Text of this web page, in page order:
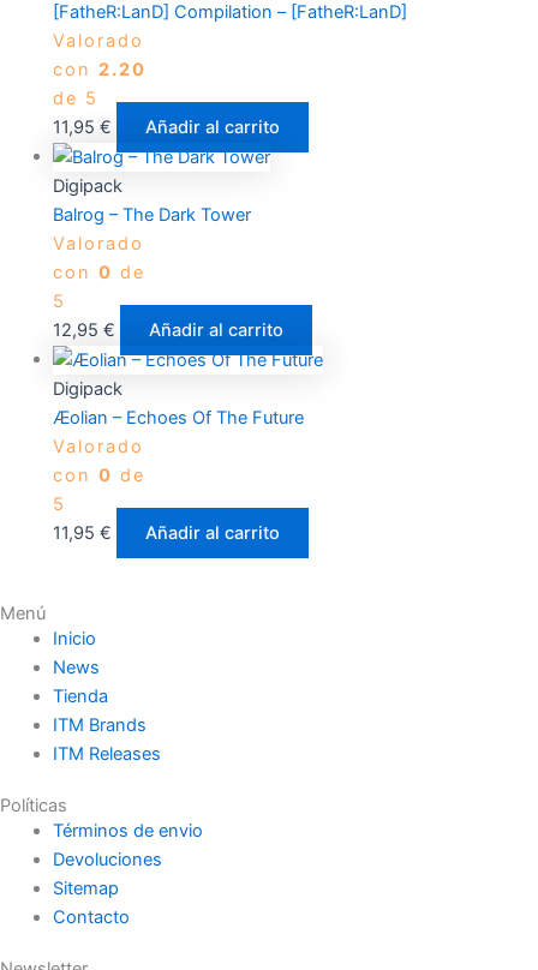
[FatheR:LanD] Compilation – [FatheR:LanD]
Valorado
con 2.20
de 5
11,95 € Añadir al carrito
Digipack
Balrog – The Dark Tower
Valorado
con 0 de
5
12,95 € Añadir al carrito
Digipack
Æolian – Echoes Of The Future
Valorado
con 0 de
5
11,95 € Añadir al carrito
Menú
Inicio
News
Tienda
ITM Brands
ITM Releases
Políticas
Términos de envio
Devoluciones
Sitemap
Contacto